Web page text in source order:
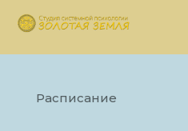
Расписание